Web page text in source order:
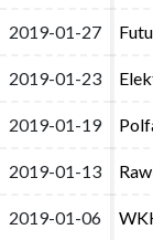
2019-01-27
2019-01-23
2019-01-19
2019-01-13
2019-01-06
2019-01-27
2019-01-23
2019-01-19
2019-01-13
2019-01-06